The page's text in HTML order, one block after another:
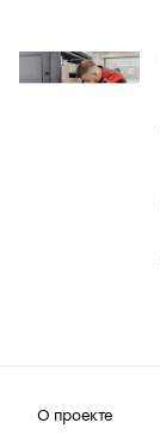
О проекте